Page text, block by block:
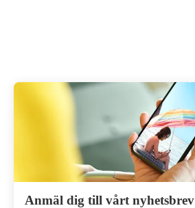
Anmäl dig till vårt nyhetsbrev